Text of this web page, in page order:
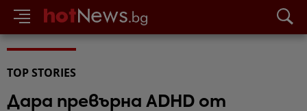
TOP STORIES
Дара превърна ADHD от